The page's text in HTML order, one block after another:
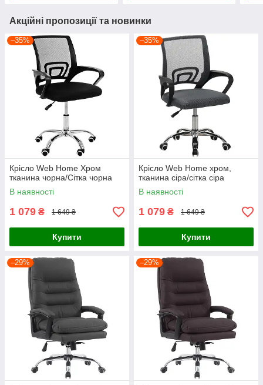
Акційні пропозиції та новинки
–35%
Крісло Web Home Хром
тканина чорна/Сітка чорна
В наявності
1 079 ₴ 1 649 ₴
Купити
–35%
Крісло Web Home хром,
тканина сіра/сітка сіра
В наявності
1 079 ₴ 1 649 ₴
Купити
–29% –29%